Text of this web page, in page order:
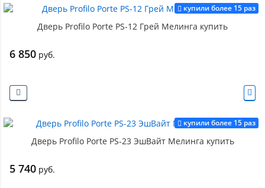
купили более 15 раз
Дверь Profilo Porte PS-12 Грей Мелинга купить
6 850 руб.
купили более 15 раз
Дверь Profilo Porte PS-23 ЭшВайт Мелинга купить
5 740 руб.